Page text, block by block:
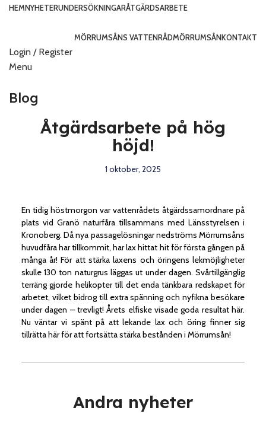
HEMNYHETERUNDERSÖKNINGARÅTGÄRDSARBETE
MÖRRUMSÅNS VATTENRÅDMÖRRUMSÅNKONTAKT
Login / Register
Menu
Blog
Åtgärdsarbete på hög
höjd!
1 oktober, 2025
En tidig höstmorgon var vattenrådets åtgärdssamordnare på
plats vid Granö naturfåra tillsammans med Länsstyrelsen i
Kronoberg. Då nya passagelösningar nedströms Mörrumsåns
huvudfåra har tillkommit, har lax hittat hit för första gången på
många år! För att stärka laxens och öringens lekmöjligheter
skulle 130 ton naturgrus läggas ut under dagen. Svårtillgänglig
terräng gjorde helikopter till det enda tänkbara redskapet för
arbetet, vilket bidrog till extra spänning och nyfikna besökare
under dagen – trevligt! Årets elfiske visade goda resultat här.
Nu väntar vi spänt på att lekande lax och öring finner sig
tillrätta här för att fortsätta stärka bestånden i Mörrumsån!
Andra nyheter